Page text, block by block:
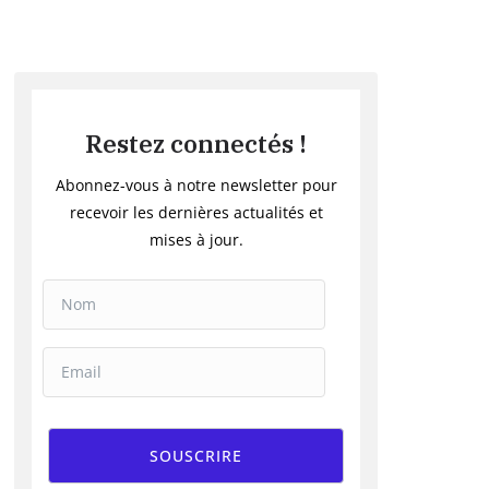
Restez connectés !
Abonnez-vous à notre newsletter pour
recevoir les dernières actualités et
mises à jour.
SOUSCRIRE